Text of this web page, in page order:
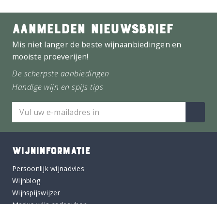
AANMELDEN NIEUWSBRIEF
Mis niet langer de beste wijnaanbiedingen en
mooiste proeverijen!
De scherpste aanbiedingen
Handige wijn en spijs tips
WIJNINFORMATIE
Persoonlijk wijnadvies
Wijnblog
Wijnspijswijzer